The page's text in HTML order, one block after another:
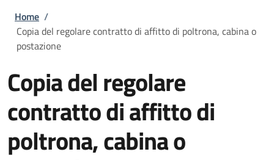
Briciole di pane
Home /
Copia del regolare contratto di affitto di poltrona, cabina o
postazione
Copia del regolare
contratto di affitto di
poltrona, cabina o